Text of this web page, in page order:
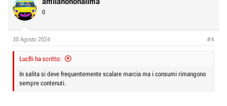
t
i
s
0
30 Agosto 2024 #6
LucBi ha scritto:
In salita si deve frequentemente scalare marcia ma i consumi rimangono
sempre contenuti.